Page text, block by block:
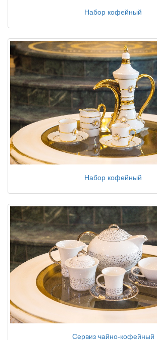
Набор кофейный
Набор кофейный
Сервиз чайно-кофейный